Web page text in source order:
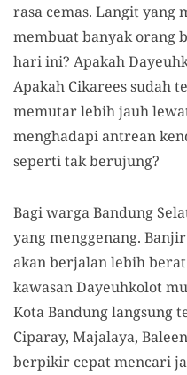
rasa cemas. Langit yang
membuat banyak orang
hari ini? Apakah
Apakah Cikarees sudah
memutar lebih jauh
menghadapi antrean
seperti tak berujung?
Bagi warga Bandung
yang menggenang.
akan berjalan lebih
kawasan Dayeuhkolot
Kota Bandung langsung
Ciparay, Majalaya,
berpikir cepat mencari